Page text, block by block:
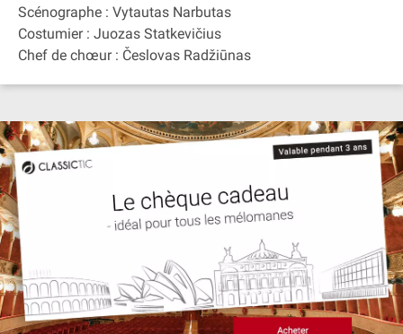
Scénographe : Vytautas Narbutas
Costumier : Juozas Statkevičius
Chef de chœur : Česlovas Radžiūnas